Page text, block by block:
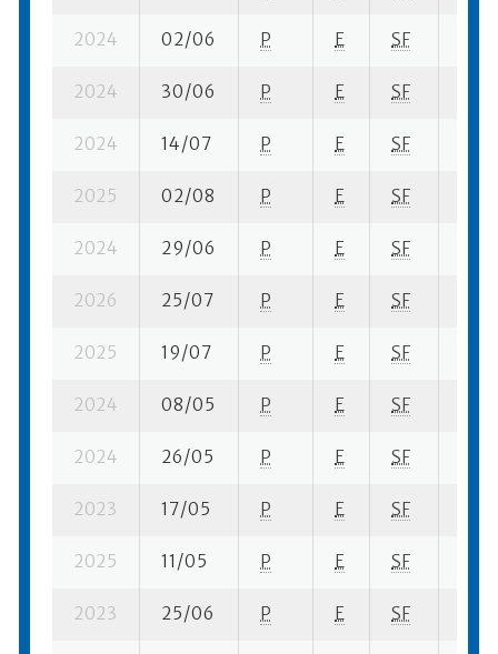
2024 02/06 P E SF
2024 30/06 P E SF
2024 14/07 P E SF
2025 02/08 P E SF
2024 29/06 P E SF
2026 25/07 P E SF
2025 19/07 P E SF
2024 08/05 P E SF
2024 26/05 P E SF
2023 17/05 P E SF
2025 11/05 P E SF
2023 25/06 P E SF